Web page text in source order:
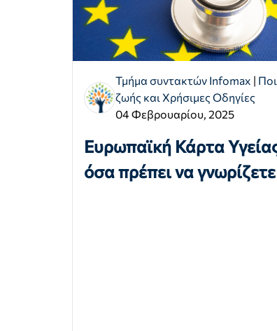
Τμήμα συντακτών Infomax |
ζωής και Χρήσιμες Οδηγίες
04 Φεβρουαρίου, 2025
Ευρωπαϊκή Κάρτα
όσα πρέπει να γνωρίζετε